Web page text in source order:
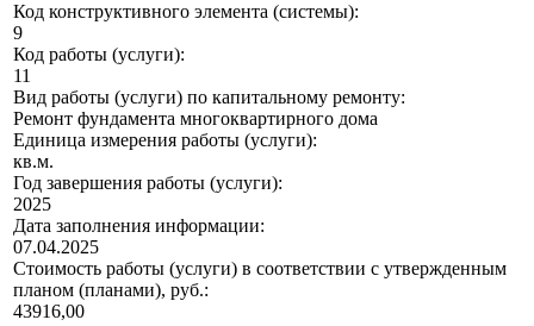
Код конструктивного элемента (системы):
9
Код работы (услуги):
11
Вид работы (услуги) по капитальному ремонту:
Ремонт фундамента многоквартирного дома
Единица измерения работы (услуги):
кв.м.
Год завершения работы (услуги):
2025
Дата заполнения информации:
07.04.2025
Стоимость работы (услуги) в соответствии с утвержденным
планом (планами), руб.:
43916,00